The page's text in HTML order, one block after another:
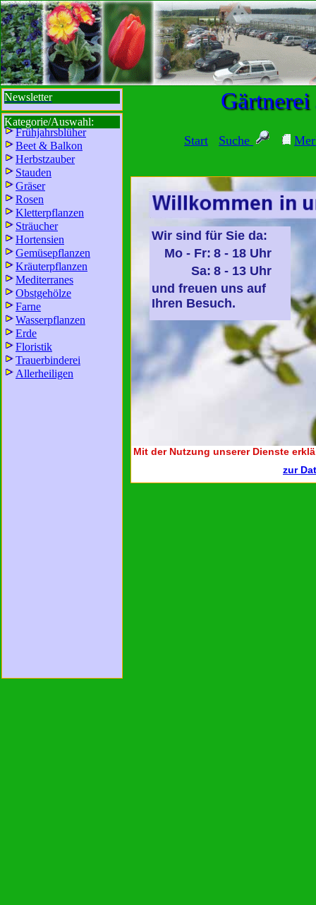
sbisbbib
Start Suche
Gärtnerei
Newsletter
Kategorie/Auswahl:
Frühjahrsblüher
Beet & Balkon
Herbstzauber
Stauden
Gräser
Rosen
Kletterpflanzen
Sträucher
Hortensien
Gemüsepflanzen
Kräuterpflanzen
Mediterranes
Obstgehölze
Farne
Wasserpflanzen
Erde
Floristik
Trauerbinderei
Allerheiligen
Wir sind für Sie da:
Mo - Fr: 8 - 18 Uhr
Sa: 8 - 13 Uhr
und freuen uns auf
Ihren Besuch.
Mit der Nutzung unserer Dienste
zur